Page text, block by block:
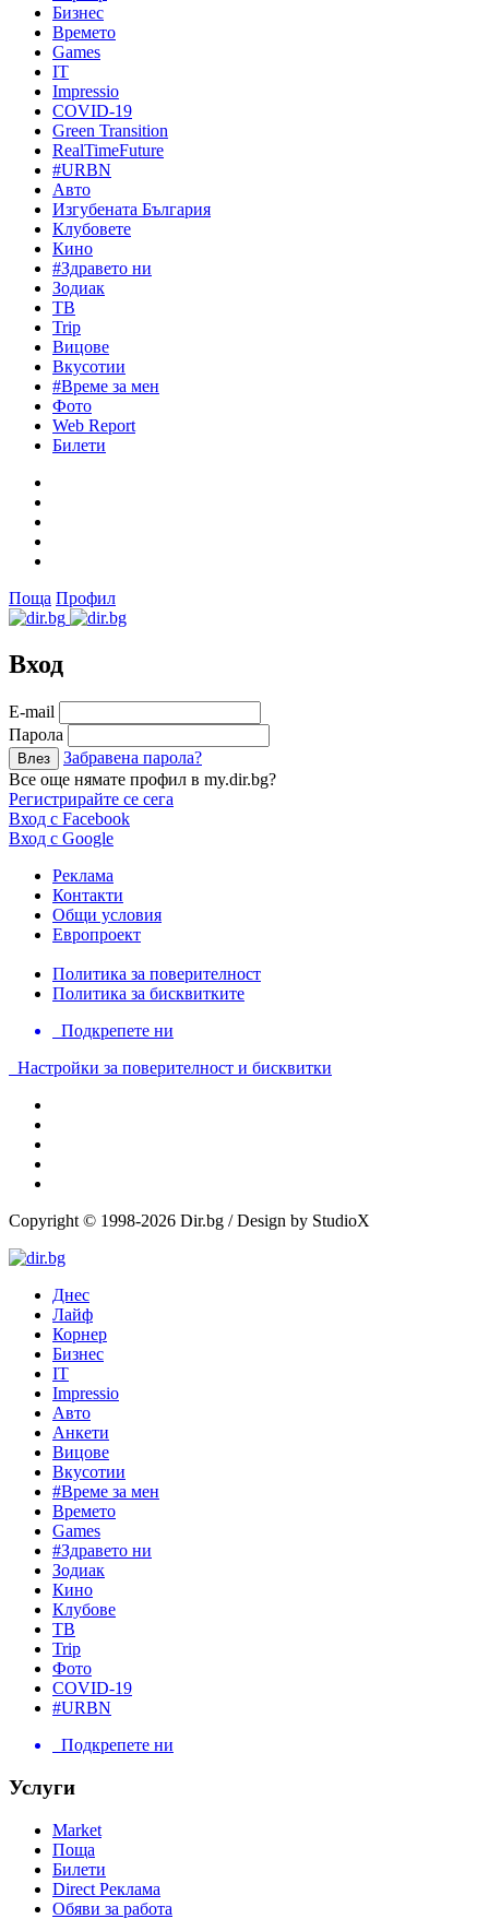
Бизнес
Времето
Games
IT
Impressio
COVID-19
Green Transition
RealTimeFuture
#URBN
Авто
Изгубената България
Клубовете
Кино
#Здравето ни
Зодиак
ТВ
Trip
Вицове
Вкусотии
#Време за мен
Фото
Web Report
Билети
Поща Профил
Вход
Е-mail
Парола
Забравена парола?
Все още нямате профил в my.dir.bg?
Регистрирайте се сега
Вход с Facebook
Вход с Google
Реклама
Контакти
Общи условия
Европроект
Политика за поверителност
Политика за бисквитките
Подкрепете ни
Настройки за поверителност и бисквитки
Copyright © 1998-2026 Dir.bg / Design by StudioX
Днес
Лайф
Корнер
Бизнес
IT
Impressio
Авто
Анкети
Вицове
Вкусотии
#Време за мен
Времето
Games
#Здравето ни
Зодиак
Кино
Клубове
ТВ
Trip
Фото
COVID-19
#URBN
Подкрепете ни
Услуги
Market
Поща
Билети
Direct Реклама
Обяви за работа